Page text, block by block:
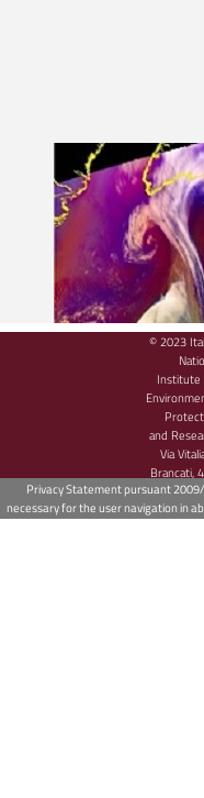
© 2023
and
Via
Brancati,
00144
Privacy Statement pursuant
necessary for the user navigation in